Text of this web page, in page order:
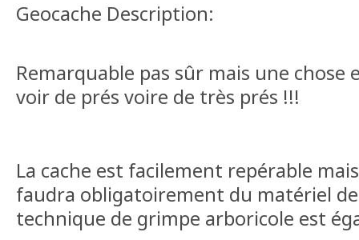
Geocache Description:
Remarquable pas sûr mais une chose
voir de prés voire de très prés !!!
La cache est facilement repérable
faudra obligatoirement du matériel
technique de grimpe arboricole est